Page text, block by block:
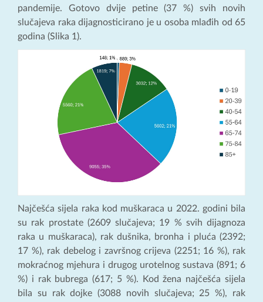
pandemije. Gotovo dvije petine (37 %) svih novih
slučajeva raka dijagnosticirano je u osoba mlađih od 65
godina (Slika 1).
Najčešća sijela raka kod muškaraca u 2022. godini bila
su rak prostate (2609 slučajeva; 19 % svih dijagnoza
raka u muškaraca), rak dušnika, bronha i pluća (2392;
17 %), rak debelog i završnog crijeva (2251; 16 %), rak
mokraćnog mjehura i drugog urotelnog sustava (891; 6
%) i rak bubrega (617; 5 %). Kod žena najčešća sijela
bila su rak dojke (3088 novih slučajeva; 25 %), rak